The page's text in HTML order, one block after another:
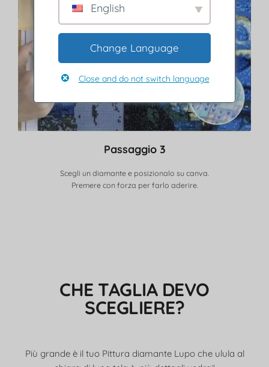
Passaggio 3
Scegli un diamante e posizionalo su canva.
Premere con forza per farlo aderire.
CHE TAGLIA DEVO
SCEGLIERE?
Più grande è il tuo Pittura diamante Lupo che ulula al
English
Change Language
Close and do not switch language